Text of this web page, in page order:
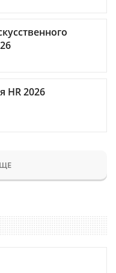
HR 2026